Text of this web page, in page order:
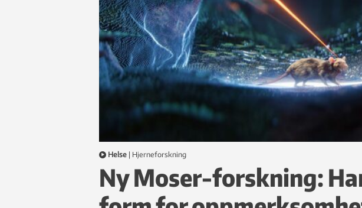
Helse | hjerneforskning
Ny Moser-forskning: